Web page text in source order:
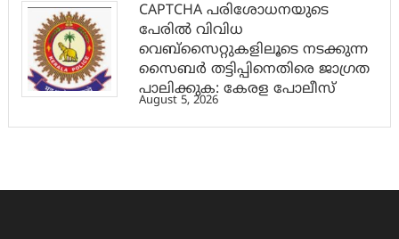
CAPTCHA പരിശോധനയുടെ
പേരില്‍ വിവിധ
വെബ്സൈറ്റുകളിലൂടെ നടക്കുന്ന
സൈബര്‍ തട്ടിപ്പിനെതിരെ ജാഗ്രത
പാലിക്കുക: കേരള പോലീസ്
August 5, 2026